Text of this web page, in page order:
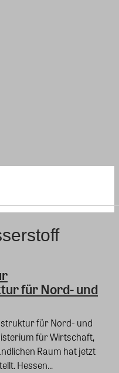
für Nord- und
für Nord- und
für Wirtschaft,
Raum hat jetzt
Hessen...